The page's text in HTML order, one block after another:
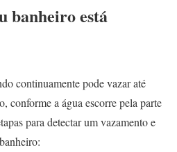
banheiro está
continuamente pode vazar até
conforme a água escorre pela parte
para detectar um vazamento e